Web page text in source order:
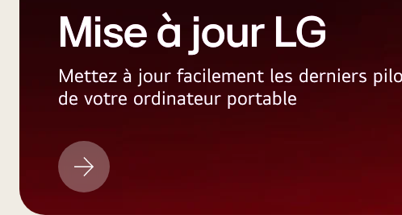
Mise à jour LG
Mettez à jour facilement les derniers
de votre ordinateur portable
Mise
à
jour